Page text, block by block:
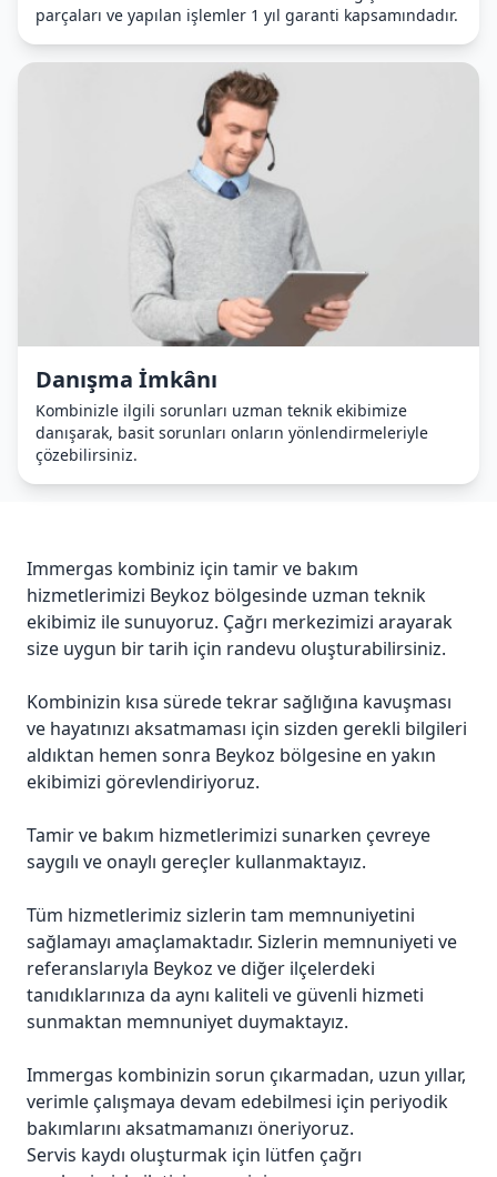
parçaları ve yapılan işlemler 1 yıl garanti kapsamındadır.
Danışma İmkânı
Kombinizle ilgili sorunları uzman teknik ekibimize
danışarak, basit sorunları onların yönlendirmeleriyle
çözebilirsiniz.
Immergas kombiniz için tamir ve bakım
hizmetlerimizi Beykoz bölgesinde uzman teknik
ekibimiz ile sunuyoruz. Çağrı merkezimizi arayarak
size uygun bir tarih için randevu oluşturabilirsiniz.
Kombinizin kısa sürede tekrar sağlığına kavuşması
ve hayatınızı aksatmaması için sizden gerekli bilgileri
aldıktan hemen sonra Beykoz bölgesine en yakın
ekibimizi görevlendiriyoruz.
Tamir ve bakım hizmetlerimizi sunarken çevreye
saygılı ve onaylı gereçler kullanmaktayız.
Tüm hizmetlerimiz sizlerin tam memnuniyetini
sağlamayı amaçlamaktadır. Sizlerin memnuniyeti ve
referanslarıyla Beykoz ve diğer ilçelerdeki
tanıdıklarınıza da aynı kaliteli ve güvenli hizmeti
sunmaktan memnuniyet duymaktayız.
Immergas kombinizin sorun çıkarmadan, uzun yıllar,
verimle çalışmaya devam edebilmesi için periyodik
bakımlarını aksatmamanızı öneriyoruz.
Servis kaydı oluşturmak için lütfen çağrı